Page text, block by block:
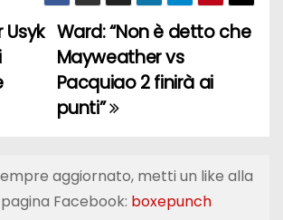
Ward: “Non è detto che
Mayweather vs
Pacquiao 2 finirà ai
punti”
aggiornato, metti un like alla
Facebook: boxepunch